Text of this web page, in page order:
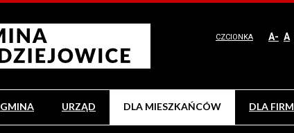
CZCIONKA A- A
GMINA URZĄD DLA MIESZKAŃCÓW DLA FIRM